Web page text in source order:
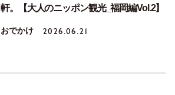
軒。【大人のニッポン観光_福岡編Vol.2】
おでかけ 2026.06.21